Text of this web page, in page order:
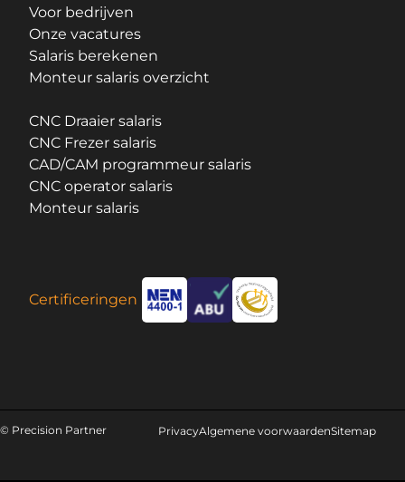
Voor bedrijven
Onze vacatures
Salaris berekenen
Monteur salaris overzicht
CNC Draaier salaris
CNC Frezer salaris
CAD/CAM programmeur salaris
CNC operator salaris
Monteur salaris
Certificeringen
PrivacyAlgemene voorwaardenSitemap
© Precision Partner